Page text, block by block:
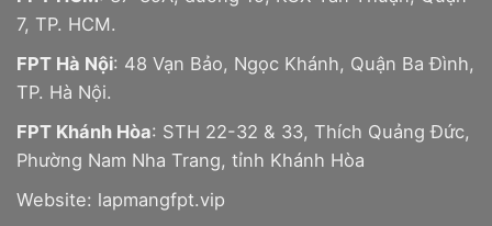
7, TP. HCM.
FPT Hà Nội: 48 Vạn Bảo, Ngọc Khánh, Quận Ba Đình,
TP. Hà Nội.
FPT Khánh Hòa: STH 22-32 & 33, Thích Quảng Đức,
Phường Nam Nha Trang, tỉnh Khánh Hòa
Website: lapmangfpt.vip